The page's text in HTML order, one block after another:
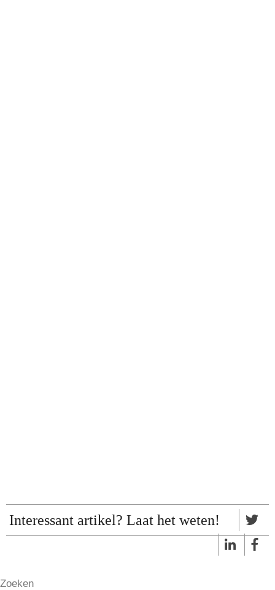
Interessant artikel? Laat het weten!
Zoeken